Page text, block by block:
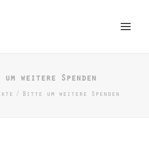
Start
weitere Spenden
Bitte um weitere Spenden